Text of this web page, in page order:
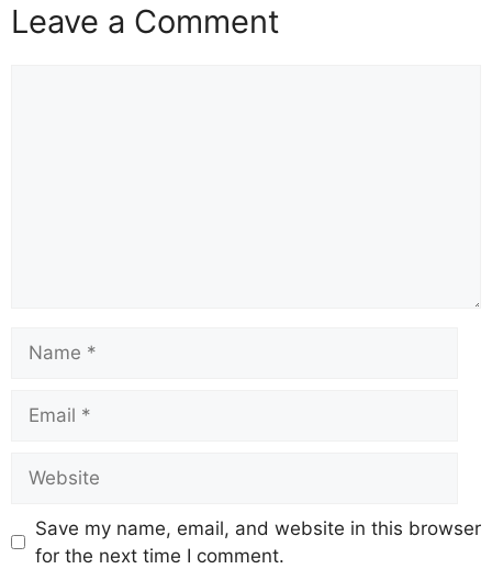
Leave a Comment
Save my name, email, and website in this browser
for the next time I comment.